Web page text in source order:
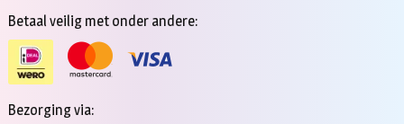
Betaal veilig met onder andere:
Bezorging via: